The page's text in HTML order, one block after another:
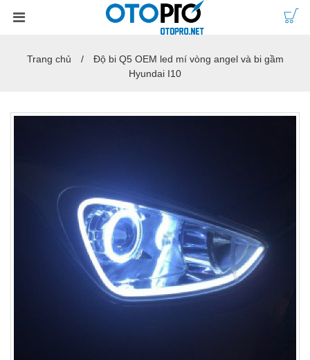
Trang chủ
Độ bi Q5 OEM led mí vòng angel và bi gầm
Hyundai I10